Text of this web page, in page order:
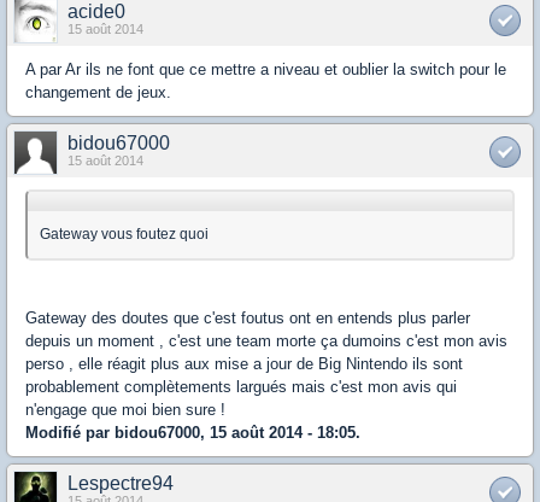
acide0
15 août 2014
A par Ar ils ne font que ce mettre a niveau et oublier la switch pour le
changement de jeux.
bidou67000
15 août 2014
Gateway vous foutez quoi
Gateway des doutes que c'est foutus ont en entends plus parler
depuis un moment , c'est une team morte ça dumoins c'est mon avis
perso , elle réagit plus aux mise a jour de Big Nintendo ils sont
probablement complètements largués mais c'est mon avis qui
n'engage que moi bien sure !
Modifié par bidou67000, 15 août 2014 - 18:05.
Lespectre94